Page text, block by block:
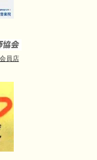
員店